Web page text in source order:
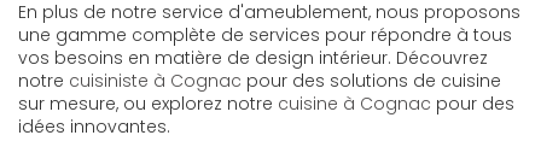
En plus de notre service d'ameublement, nous proposons
une gamme complète de services pour répondre à tous
vos besoins en matière de design intérieur. Découvrez
notre cuisiniste à Cognac pour des solutions de cuisine
sur mesure, ou explorez notre cuisine à Cognac pour des
idées innovantes.